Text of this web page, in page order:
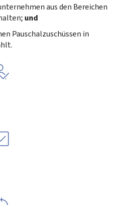
aus den Bereichen
und
Pauschalzuschüssen in